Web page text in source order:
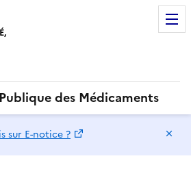
des Médicaments
sur E-notice ?